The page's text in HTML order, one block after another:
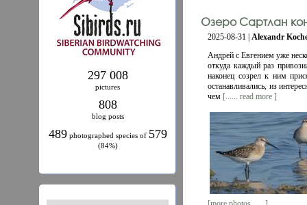
297 008
pictures
808
blog posts
489photographed species of 579
(84%)
Озеро Сартлан
2025-08-31 | Alexandr
Андрей с Евгением уже
откуда каждый раз
наконец созрел к ним
останавливались, из
чем [...... read more ]